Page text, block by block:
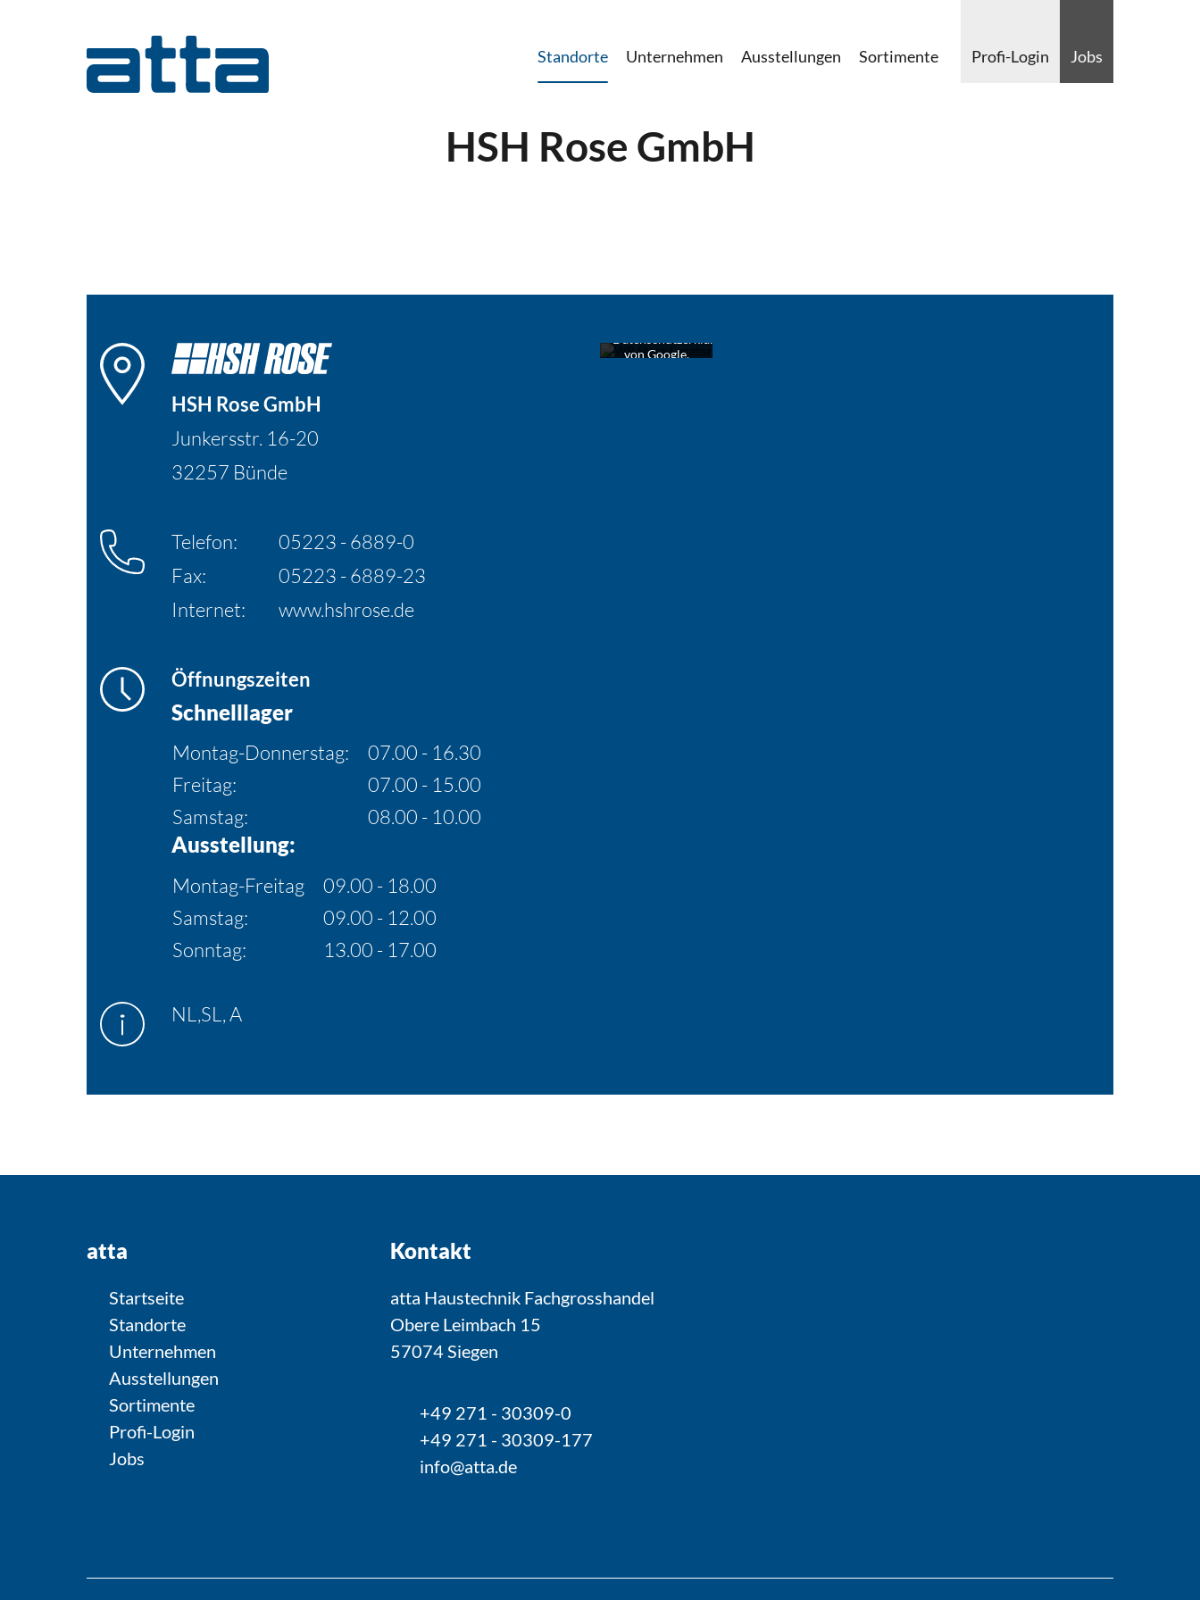
Standorte Unternehmen Ausstellungen Sortimente Profi-Login Jobs
HSH Rose GmbH
HSH Rose GmbH
Junkersstr. 16-20
32257 Bünde
Telefon:
05223 - 6889-0
Fax:
05223 - 6889-23
Internet:
www.hshrose.de
Öffnungszeiten
Schnelllager
Montag-Donnerstag:
07.00 - 16.30
Freitag:
07.00 - 15.00
Samstag:
08.00 - 10.00
Ausstellung:
Montag-Freitag
09.00 - 18.00
Samstag:
09.00 - 12.00
Sonntag:
13.00 - 17.00
NL,SL, A
der Karte
von Google.
atta
Startseite
Standorte
Unternehmen
Ausstellungen
Sortimente
Profi-Login
Jobs
Kontakt
atta Haustechnik Fachgrosshandel
Obere Leimbach 15
57074 Siegen
+49 271 - 30309-0
+49 271 - 30309-177
info@atta.de